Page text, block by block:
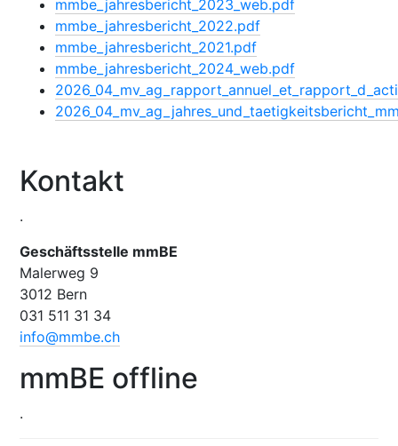
mmbe_jahresbericht_2023_web.pdf
mmbe_jahresbericht_2022.pdf
mmbe_jahresbericht_2021.pdf
mmbe_jahresbericht_2024_web.pdf
Kontakt
.
Geschäftsstelle mmBE
Malerweg 9
3012 Bern
031 511 31 34
info@mmbe.ch
mmBE offline
.